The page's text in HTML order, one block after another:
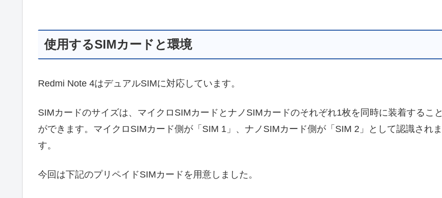
使用するSIMカードと環境
Redmi Note 4はデュアルSIMに対応しています。
SIMカードのサイズは、マイクロSIMカードとナノSIMカードのそれぞれ1枚を同時に装着すること
ができます。マイクロSIMカード側が「SIM 1」、ナノSIMカード側が「SIM 2」として認識されま
す。
今回は下記のプリペイドSIMカードを用意しました。